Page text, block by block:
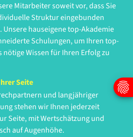
Mitarbeiter soweit vor, dass Sie
Struktur eingebunden
hauseigene top-Akademie
Schulungen, um Ihren top-
Wissen für Ihren Erfolg zu
Seite
und langjähriger
stehen wir Ihnen jederzeit
Seite, mit Wertschätzung und
auf Augenhöhe.